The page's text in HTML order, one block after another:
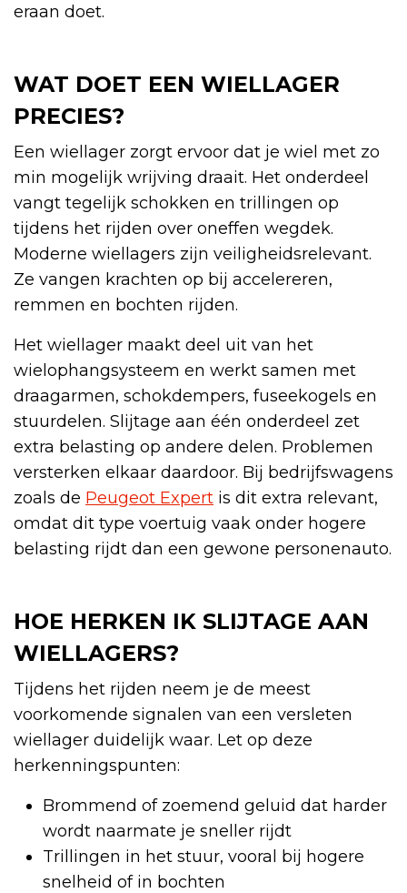
eraan doet.
WAT DOET EEN WIELLAGER
PRECIES?
Een wiellager zorgt ervoor dat je wiel met zo
min mogelijk wrijving draait. Het onderdeel
vangt tegelijk schokken en trillingen op
tijdens het rijden over oneffen wegdek.
Moderne wiellagers zijn veiligheidsrelevant.
Ze vangen krachten op bij accelereren,
remmen en bochten rijden.
Het wiellager maakt deel uit van het
wielophangsysteem en werkt samen met
draagarmen, schokdempers, fuseekogels en
stuurdelen. Slijtage aan één onderdeel zet
extra belasting op andere delen. Problemen
versterken elkaar daardoor. Bij bedrijfswagens
zoals de Peugeot Expert is dit extra relevant,
omdat dit type voertuig vaak onder hogere
belasting rijdt dan een gewone personenauto.
HOE HERKEN IK SLIJTAGE AAN
WIELLAGERS?
Tijdens het rijden neem je de meest
voorkomende signalen van een versleten
wiellager duidelijk waar. Let op deze
herkenningspunten:
Brommend of zoemend geluid dat harder
wordt naarmate je sneller rijdt
Trillingen in het stuur, vooral bij hogere
snelheid of in bochten